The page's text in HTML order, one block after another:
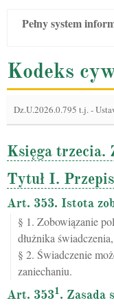
Pełny system
Kodeks
Dz.U.2026.0.795 t.j.-
Księga trzecia.
Tytuł I.
Art. 353. Istota
§ 1. Zobowiązanie
dłużnika
§ 2. Świadczenie
zaniechaniu.
Art. 3531. Zasada